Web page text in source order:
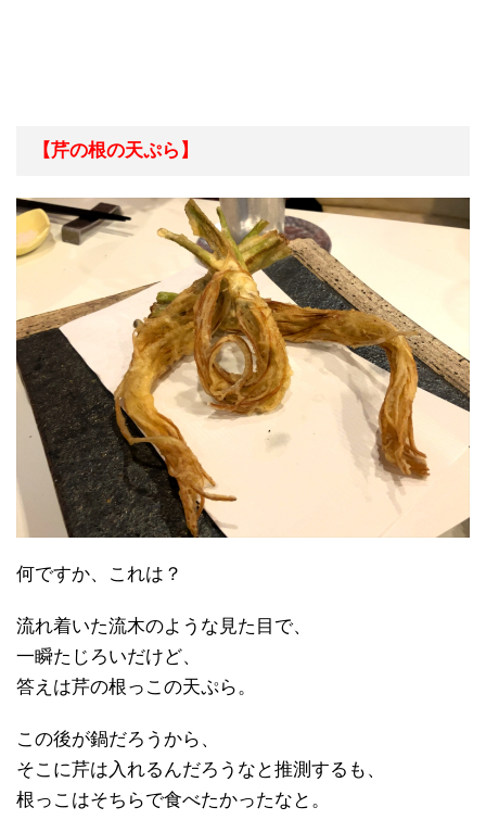
【芹の根の天ぷら】
何ですか、これは？
流れ着いた流木のような見た目で、
一瞬たじろいだけど、
答えは芹の根っこの天ぷら。
この後が鍋だろうから、
そこに芹は入れるんだろうなと推測するも、
根っこはそちらで食べたかったなと。